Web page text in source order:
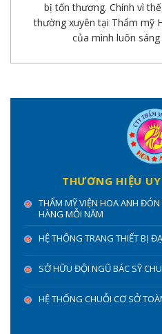
bị tổn thương. Chính vì
thường xuyên tại Thẩm mỹ
của mình luôn
THƯƠNG HIỆU
THẨM MỸ VIỆN HOA ANH
HÀNG MỖI NĂM
HỆ THỐNG TRANG THIẾT BỊ
SỞ HỮU ĐỘI NGŨ BÁC SỸ
HỆ THỐNG CHUỖI CƠ SỞ